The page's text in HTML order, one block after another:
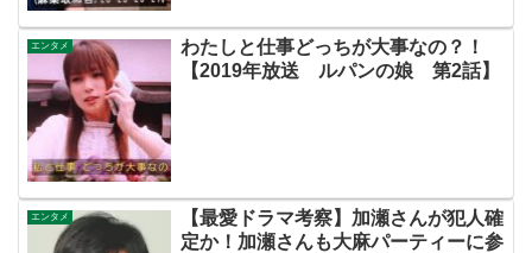
エンタメ
わたしと仕事どっちが大事なの？！
【2019年放送 ルパンの娘 第2話】
エンタメ
【最愛ドラマ考察】加瀬さんが犯人確
定か！加瀬さんも大麻パーティーに参